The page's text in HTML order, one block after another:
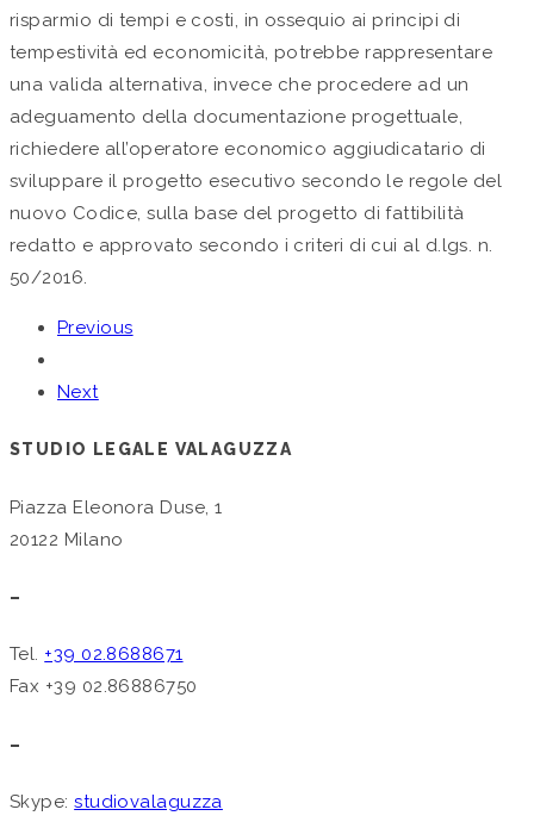
risparmio di tempi e costi, in ossequio ai principi di
tempestività ed economicità, potrebbe rappresentare
una valida alternativa, invece che procedere ad un
adeguamento della documentazione progettuale,
richiedere all’operatore economico aggiudicatario di
sviluppare il progetto esecutivo secondo le regole del
nuovo Codice, sulla base del progetto di fattibilità
redatto e approvato secondo i criteri di cui al d.lgs. n.
50/2016.
Previous
Next
STUDIO LEGALE VALAGUZZA
Piazza Eleonora Duse, 1
20122 Milano
–
Tel. +39 02.8688671
Fax +39 02.86886750
–
Skype:studiovalaguzza